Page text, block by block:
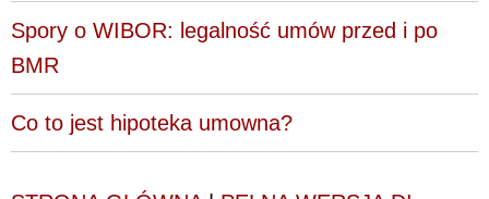
Spory o WIBOR: legalność umów przed i po
BMR
Co to jest hipoteka umowna?